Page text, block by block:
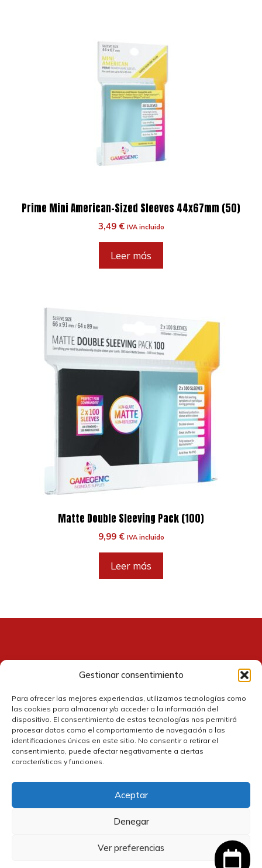
Gestionar consentimiento
Para ofrecer las mejores experiencias, utilizamos tecnologías como
las cookies para almacenar y/o acceder a la información del
dispositivo. El consentimiento de estas tecnologías nos permitirá
procesar datos como el comportamiento de navegación o las
identificaciones únicas en este sitio. No consentir o retirar el
consentimiento, puede afectar negativamente a ciertas
características y funciones.
Aceptar
Denegar
Ver preferencias
Prime Mini American-Sized Sleeves 44x67mm (50)
3,49 € IVA incluido
Leer más
Matte Double Sleeving Pack (100)
9,99 € IVA incluido
Leer más
Contacto